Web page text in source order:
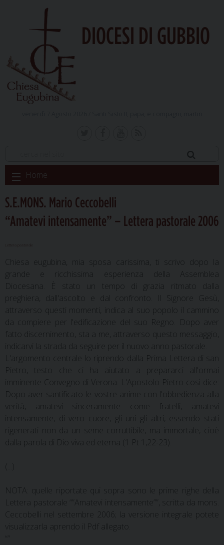
DIOCESI DI GUBBIO
Skip
to
Home
S.E.MONS. Mario Ceccobelli
“Amatevi intensamente” – Lettera pastorale 2006
Chiesa eugubina, mia sposa carissima, ti scrivo dopo la
grande e ricchissima esperienza della Assemblea
Diocesana. È stato un tempo di grazia ritmato dalla
preghiera, dall'ascolto e dal confronto. Il Signore Gesù,
attraverso questi momenti, indica al suo popolo il cammino
da compiere per l'edificazione del suo Regno. Dopo aver
fatto discernimento, sta a me, attraverso questo messaggio,
indicarvi la strada da seguire per il nuovo anno pastorale.
L'argomento centrale lo riprendo dalla Prima Lettera di san
Pietro, testo che ci ha aiutato a prepararci all'ormai
imminente Convegno di Verona. L'Apostolo Pietro così dice:
Dopo aver santificato le vostre anime con l'obbedienza alla
verità, amatevi sinceramente come fratelli, amatevi
intensamente, di vero cuore, gli uni gli altri, essendo stati
rigenerati non da un seme corruttibile, ma immortale, cioè
dalla parola di Dio viva ed eterna (1 Pt 1,22-23).
NOTA: quelle riportate qui sopra sono le prime righe della
Lettera pastorale “”Amatevi intensamente””, scritta da mons.
Ceccobelli nel settembre 2006; la versione integrale potete
visualizzarla aprendo il Pdf allegato.
“”